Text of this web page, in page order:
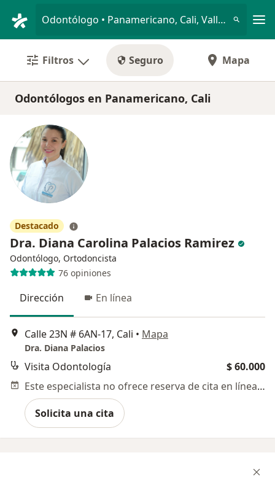
Odontólogo • Panamericano, Cali, Valle del Cauca
Filtros Seguro Mapa
Odontólogos en Panamericano, Cali
Destacado
Dra. Diana Carolina Palacios Ramirez
Odontólogo, Ortodoncista
76 opiniones
Dirección En línea
Calle 23N # 6AN-17, Cali • Mapa
Dra. Diana Palacios
Visita Odontología
$ 60.000
Este especialista no ofrece reserva de cita en línea en esta dirección.
Solicita una cita